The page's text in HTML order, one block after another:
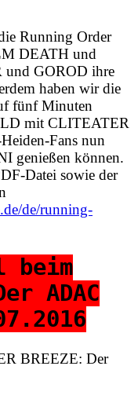
Running Order
DEATH und
GOROD ihre
haben wir die
fünf Minuten
mit CLITEATER
Fans nun
genießen können.
Datei sowie der
de/running-
beim
ADAC